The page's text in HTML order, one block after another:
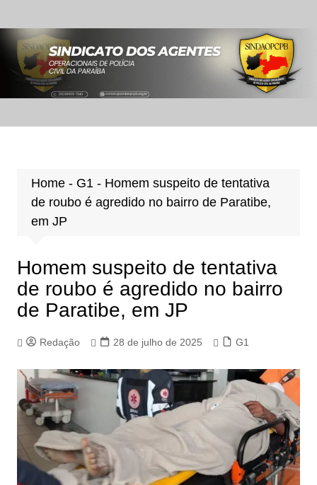
para
conteúdo
Home- G1 - Homem suspeito de tentativa
de roubo é agredido no bairro de Paratibe,
em JP
Homem suspeito de tentativa
de roubo é agredido no bairro
de Paratibe, em JP
Redação 28 de julho de 2025 G1